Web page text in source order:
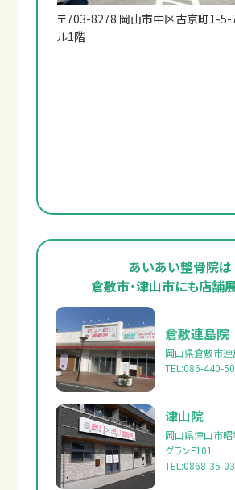
〒703-8278 岡山市中区古京町1-
ル1階
あいあい整骨院は
倉敷市・津山市にも店舗
倉敷連島院
岡山県倉敷市
TEL:086-440-
津山院
岡山県津山市
グランF101
TEL:0868-35-